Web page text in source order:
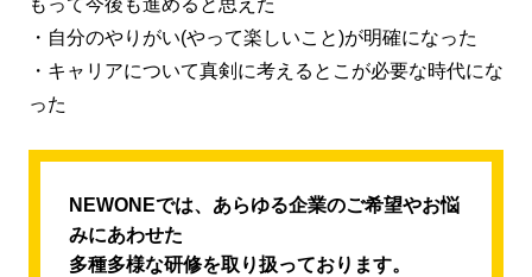
・自分のやりがい(やって楽しいこと)が明確になった
・キャリアについて真剣に考えるとこが必要な時代にな
った
NEWONEでは、あらゆる企業のご希望やお悩
みにあわせた
多種多様な研修を取り扱っております。